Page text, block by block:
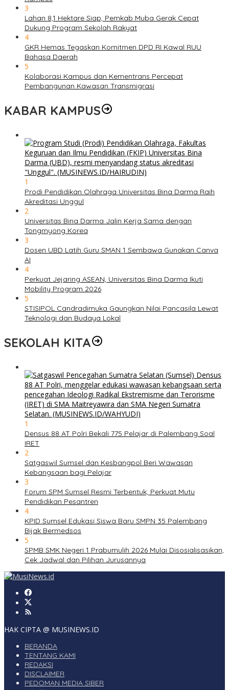
3
Lahan 8,1 Hektare Siap, Pemkab Muba Gerak Cepat
Dukung Program Sekolah Rakyat
4
GKR Hemas Tegaskan Komitmen DPD RI Kawal RUU
Bahasa Daerah
5
Kolaborasi Kampus dan Kementrans Percepat
Pembangunan Kawasan Transmigrasi
KABAR KAMPUS
1
Prodi Pendidikan Olahraga Universitas Bina Darma Raih
Akreditasi Unggul
2
Universitas Bina Darma Jalin Kerja Sama dengan
Tongmyong Korea
3
Dosen UBD Latih Guru SMAN 1 Sembawa Gunakan Canva
AI
4
Perkuat Jejaring ASEAN, Universitas Bina Darma Ikuti
Mobility Program 2026
5
STISIPOL Candradimuka Gaungkan Nilai Pancasila Lewat
Teknologi dan Budaya Lokal
SEKOLAH KITA
1
Densus 88 AT Polri Bekali 775 Pelajar di Palembang Soal
IRET
2
Satgaswil Sumsel dan Kesbangpol Beri Wawasan
Kebangsaan bagi Pelajar
3
Forum SPM Sumsel Resmi Terbentuk, Perkuat Mutu
Pendidikan Pesantren
4
KPID Sumsel Edukasi Siswa Baru SMPN 35 Palembang
Bijak Bermedsos
5
SPMB SMK Negeri 1 Prabumulih 2026 Mulai Disosialisasikan,
Cek Jadwal dan Pilihan Jurusannya
HAK CIPTA @ MUSINEWS.ID
BERANDA
TENTANG KAMI
REDAKSI
DISCLAIMER
PEDOMAN MEDIA SIBER